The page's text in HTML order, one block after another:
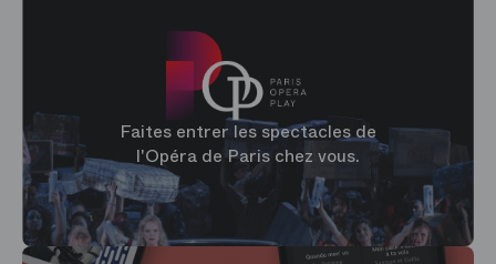
Faites entrer les spectacles de
l'Opéra de Paris chez vous.